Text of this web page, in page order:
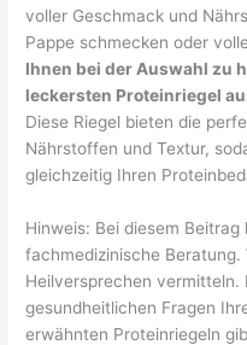
voller Geschmack und
Pappe schmecken oder
Ihnen bei der Auswahl zu
leckersten Proteinriegel
Diese Riegel bieten die
Nährstoffen und Textur,
gleichzeitig Ihren
Hinweis: Bei diesem
fachmedizinische Beratung.
Heilversprechen vermitteln.
gesundheitlichen Fragen
erwähnten Proteinriegeln